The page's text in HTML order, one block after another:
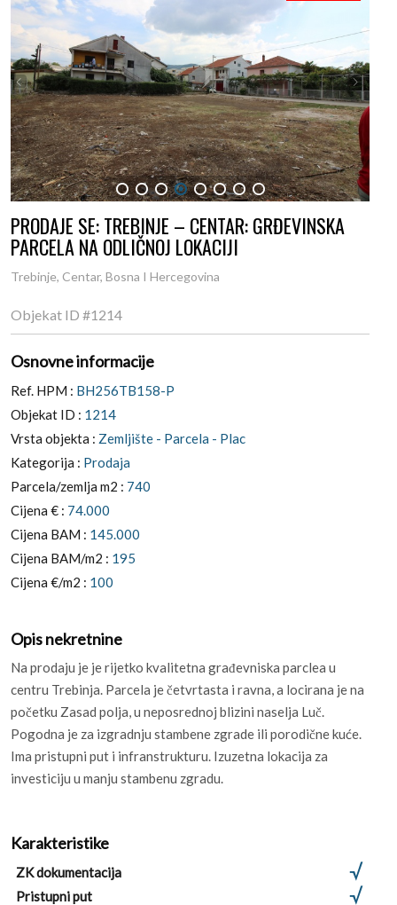
1 2 3 4 5 6 7 8
PRODAJE SE: TREBINJE – CENTAR: GRĐEVINSKA
PARCELA NA ODLIČNOJ LOKACIJI
Trebinje, Centar, Bosna I Hercegovina
Objekat ID #1214
Osnovne informacije
Ref. HPM : BH256TB158-P
Objekat ID : 1214
Vrsta objekta : Zemljište - Parcela - Plac
Kategorija : Prodaja
Parcela/zemlja m2 : 740
Cijena € : 74.000
Cijena BAM : 145.000
Cijena BAM/m2 : 195
Cijena €/m2 : 100
Opis nekretnine
Na prodaju je je rijetko kvalitetna građevniska parclea u
centru Trebinja. Parcela je četvrtasta i ravna, a locirana je na
početku Zasad polja, u neposrednoj blizini naselja Luč.
Pogodna je za izgradnju stambene zgrade ili porodične kuće.
Ima pristupni put i infranstrukturu. Izuzetna lokacija za
investiciju u manju stambenu zgradu.
Karakteristike
ZK dokumentacija
Pristupni put